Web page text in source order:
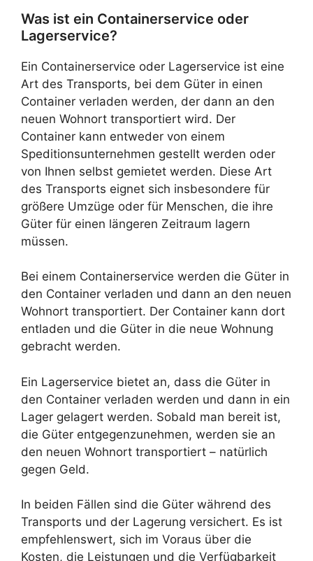
Was ist ein Containerservice oder
Lagerservice?
Ein Containerservice oder Lagerservice ist eine
Art des Transports, bei dem Güter in einen
Container verladen werden, der dann an den
neuen Wohnort transportiert wird. Der
Container kann entweder von einem
Speditionsunternehmen gestellt werden oder
von Ihnen selbst gemietet werden. Diese Art
des Transports eignet sich insbesondere für
größere Umzüge oder für Menschen, die ihre
Güter für einen längeren Zeitraum lagern
müssen.
Bei einem Containerservice werden die Güter in
den Container verladen und dann an den neuen
Wohnort transportiert. Der Container kann dort
entladen und die Güter in die neue Wohnung
gebracht werden.
Ein Lagerservice bietet an, dass die Güter in
den Container verladen werden und dann in ein
Lager gelagert werden. Sobald man bereit ist,
die Güter entgegenzunehmen, werden sie an
den neuen Wohnort transportiert – natürlich
gegen Geld.
In beiden Fällen sind die Güter während des
Transports und der Lagerung versichert. Es ist
empfehlenswert, sich im Voraus über die
Kosten, die Leistungen und die Verfügbarkeit